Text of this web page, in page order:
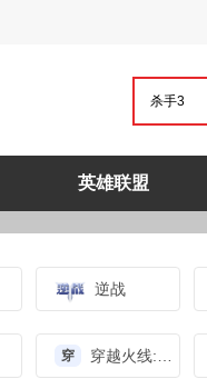
杀手3
英雄联盟
逆战
穿